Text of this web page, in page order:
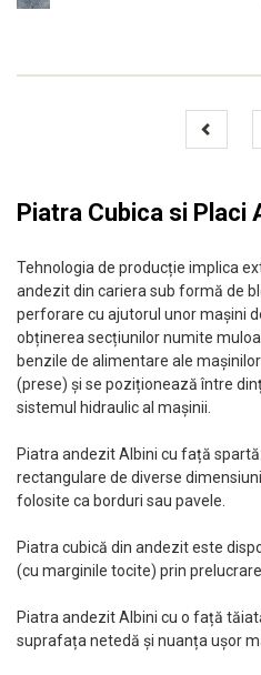
Piatra Cubica si Placi
Tehnologia de producție implica
andezit din cariera sub formă de
perforare cu ajutorul unor mașini
obținerea secțiunilor numite
benzile de alimentare ale
(prese) și se poziționează între
sistemul hidraulic al mașinii.
Piatra andezit Albini cu față
rectangulare de diverse
folosite ca borduri sau pavele.
Piatra cubică din andezit este
(cu marginile tocite) prin
Piatra andezit Albini cu o față
suprafața netedă și nuanța ușor